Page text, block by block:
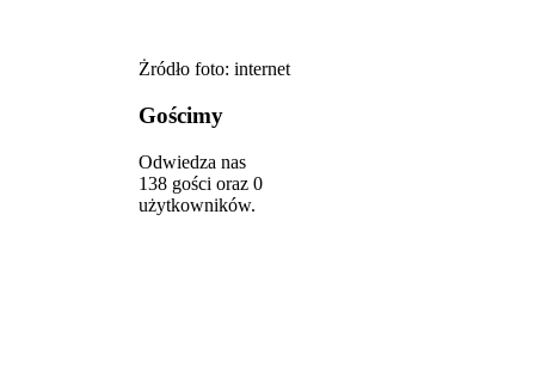
Żródło foto: internet
Gościmy
Odwiedza nas
138 gości oraz 0
użytkowników.